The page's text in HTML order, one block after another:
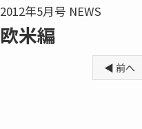
2012年5月号 NEWS
欧米編
◀ 前へ